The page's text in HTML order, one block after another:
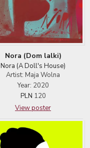
Nora (Dom lalki)
Nora (A Doll's House)
Artist: Maja Wolna
Year: 2020
PLN 120
View poster